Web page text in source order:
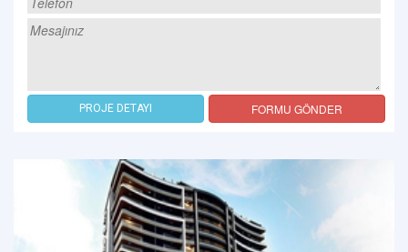
PROJE DETAYI FORMU GÖNDER